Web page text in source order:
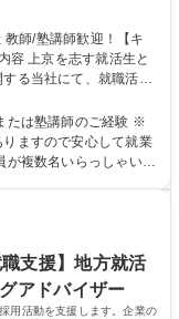
る当社にて、就職活動
ートを行います。メイ
談】学
の支援。やりたいこと
就活軸を定めていきま
えます! 【その他】採
生の就活支援】
たは塾講師のご経験 ※
ますので安心して就業
複数名いらっしゃいま
年でチーフへと昇格、
比:170％(9期)→17
数も50名→100名→150
の選択肢を狭めずに紹
語学力： 資格：
支援】地方就活
アドバイザー
用活動を支援します。企業の